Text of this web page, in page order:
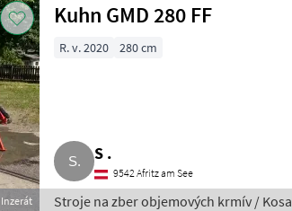
Inzerát
Kuhn GMD 280 FF
R. v. 2020 280 cm
S .
9542 Afritz am See
Stroje na zber objemových krmív / Kosa